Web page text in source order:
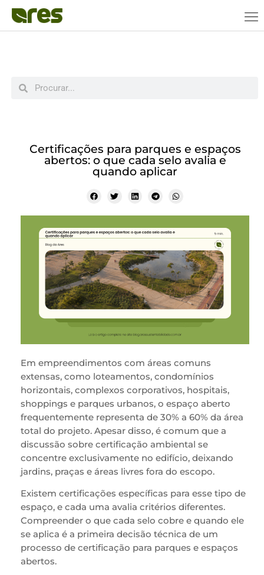
Certificações para parques e espaços
abertos: o que cada selo avalia e
quando aplicar
Em empreendimentos com áreas comuns
extensas, como loteamentos, condomínios
horizontais, complexos corporativos, hospitais,
shoppings e parques urbanos, o espaço aberto
frequentemente representa de 30% a 60% da área
total do projeto. Apesar disso, é comum que a
discussão sobre certificação ambiental se
concentre exclusivamente no edifício, deixando
jardins, praças e áreas livres fora do escopo.
Existem certificações específicas para esse tipo de
espaço, e cada uma avalia critérios diferentes.
Compreender o que cada selo cobre e quando ele
se aplica é a primeira decisão técnica de um
processo de certificação para parques e espaços
abertos.